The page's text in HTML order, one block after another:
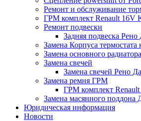
Ремонт и обслуживание
ГРМ комплект Renault 16V
Ремонт подвески
Задняя подвеска Рено
Замена Корпуса
Замена основного
Замена свечей
Замена свечей Рено
Замена ремня ГРМ
ГРМ комплект
Замена масянного поддона
Юридическая информация
Новости